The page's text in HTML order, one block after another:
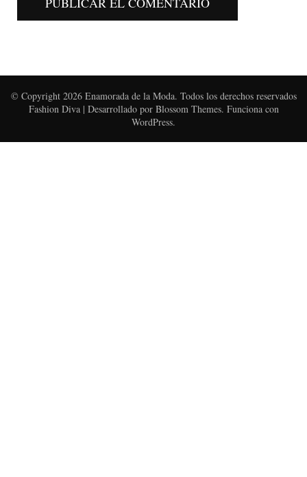
© Copyright 2026 Enamorada de la Moda. Todos los derechos reservados
Fashion Diva | Desarrollado por Blossom Themes. Funciona con
WordPress.